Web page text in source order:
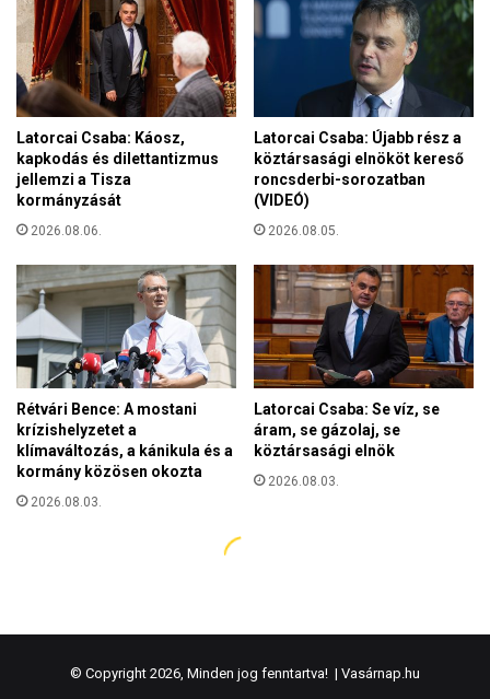
© Copyright 2026, Minden jog fenntartva! | Vasárnap.hu